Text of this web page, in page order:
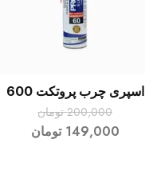
افزودن به سبد خرید
اسپری چرب پروتکت 600
200,000 تومان
149,000 تومان